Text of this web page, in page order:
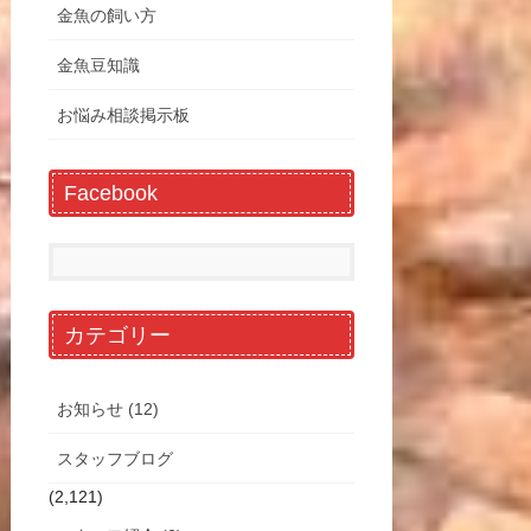
金魚の飼い方
金魚豆知識
お悩み相談掲示板
Facebook
カテゴリー
お知らせ (12)
スタッフブログ
(2,121)